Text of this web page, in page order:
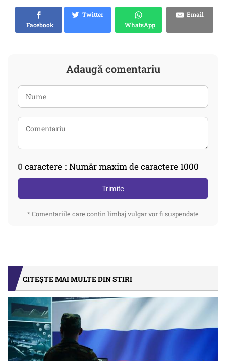
Facebook
Twitter
WhatsApp
Email
Adaugă comentariu
0 caractere :: Număr maxim de caractere 1000
Trimite
* Comentariile care contin limbaj vulgar vor fi suspendate
CITEȘTE MAI MULTE DIN STIRI